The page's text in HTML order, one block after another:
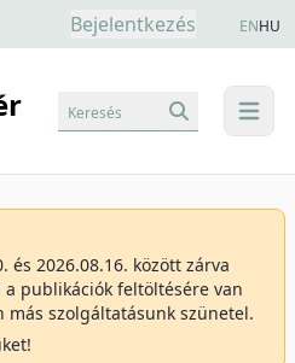
Bejelentkezés ENHU
menu
Keresés
és 2026.08.16. között zárva
publikációk feltöltésére van
más szolgáltatásunk szünetel.